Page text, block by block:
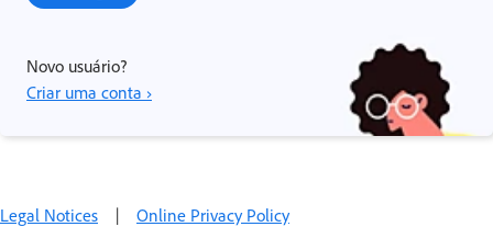
Novo usuário?
Criar uma conta ›
Legal Notices | Online Privacy Policy